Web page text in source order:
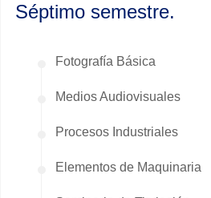
Séptimo semestre.
Fotografía Básica
Medios Audiovisuales
Procesos Industriales
Elementos de Maquinaria